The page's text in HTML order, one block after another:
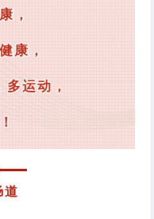
，
康，
运动，
道